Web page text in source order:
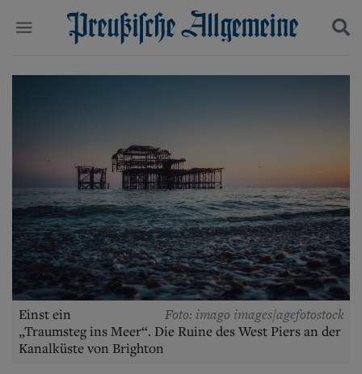
Start
Wer wir sind
Aktuelle Ausgabe
Gesellschaft
Leben
Geschichte
Ostpreußen
Pommern
Berlin-Brandenburg
Schlesien
Danzig und Westpreußen
Bücher
Foto: imago images/agefotostock
Einst ein
„Traumsteg ins Meer“. Die Ruine des West Piers an der
Kanalküste von Brighton